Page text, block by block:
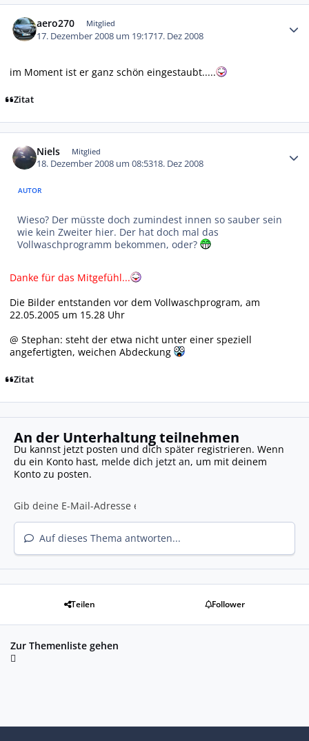
aero270 Mitglied
17. Dezember 2008 um 19:1717. Dez 2008
im Moment ist er ganz schön eingestaubt.....
Zitat
Niels Mitglied
18. Dezember 2008 um 08:5318. Dez 2008
AUTOR
Wieso? Der müsste doch zumindest innen so sauber sein
wie kein Zweiter hier. Der hat doch mal das
Vollwaschprogramm bekommen, oder?
Danke für das Mitgefühl...
Die Bilder entstanden vor dem Vollwaschprogram, am
22.05.2005 um 15.28 Uhr
@ Stephan: steht der etwa nicht unter einer speziell
angefertigten, weichen Abdeckung
Zitat
An der Unterhaltung teilnehmen
Du kannst jetzt posten und dich später registrieren. Wenn
du ein Konto hast, melde dich jetzt an, um mit deinem
Konto zu posten.
Auf dieses Thema antworten...
Teilen Follower
Zur Themenliste gehen